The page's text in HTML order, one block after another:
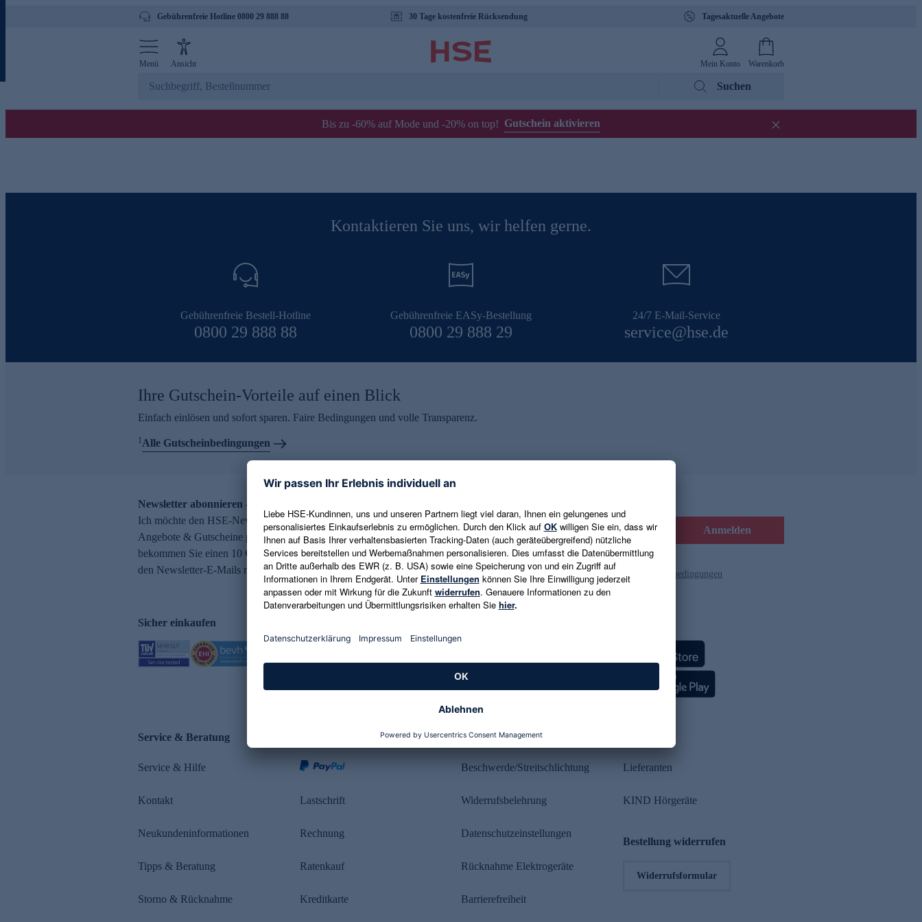
Gebührenfreie Hotline 0800 29 888 88 30 Tage kostenfreie Rücksendung Tagesaktuelle Angebote
Menü Ansicht Mein Konto Warenkorb
Suchen
Bis zu -60% auf Mode und -20% on top! Gutschein aktivieren
Kontaktieren Sie uns, wir helfen gerne.
Gebührenfreie Bestell-Hotline
0800 29 888 88
Gebührenfreie EASy-Bestellung
0800 29 888 29
24/7 E-Mail-Service
service@hse.de
Ihre Gutschein-Vorteile auf einen Blick
Einfach einlösen und sofort sparen. Faire Bedingungen und volle Transparenz.
1Alle Gutscheinbedingungen
Newsletter abonnieren – 10 € Gutschein erhalten
Ich möchte den HSE-Newsletter abonnieren und aktuelle Trends,
Angebote & Gutscheine per E-Mail erhalten. Als Dankeschön
bekommen Sie einen 10 € Gutschein. Eine Abmeldung ist jederzeit in
den Newsletter-E-Mails möglich.
E-Mail-Adresse eingeben Anmelden
Es gelten die Datenschutzrichtlinien und die Gutscheinbedingungen
Sicher einkaufen
Service & Beratung
Service & Hilfe
Kontakt
Neukundeninformationen
Tipps & Beratung
Storno & Rücknahme
Lastschrift
Rechnung
Ratenkauf
Kreditkarte
Rechtliches
Beschwerde/Streitschlichtung
Widerrufsbelehrung
Datenschutzeinstellungen
Rücknahme Elektrogeräte
Barrierefreiheit
Lieferanten
KIND Hörgeräte
Bestellung widerrufen
Widerrufsformular